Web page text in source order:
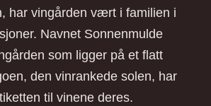
har vingården vært i familien i
Navnet Sonnenmulde
som ligger på et flatt
den vinrankede solen, har
til vinene deres.